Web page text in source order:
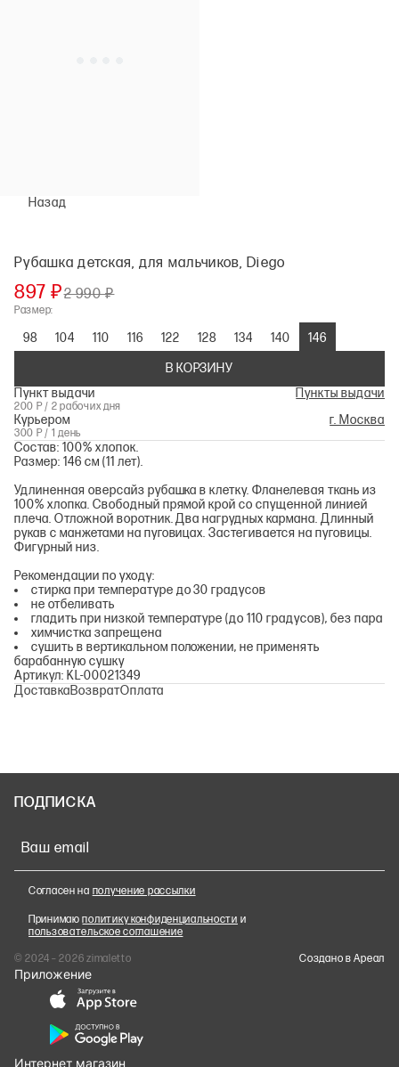
Назад
Рубашка детская, для мальчиков, Diego
897 ₽2 990 ₽
Размер:
98 104 110 116 122 128 134 140
146
В КОРЗИНУ
Пункт выдачи
Пункты выдачи
200 Р / 2 рабочих дня
Курьером г. Москва
300 Р / 1 день
Состав: 100% хлопок.
Размер: 146 см (11 лет).
Удлиненная оверсайз рубашка в клетку. Фланелевая ткань из
100% хлопка. Свободный прямой крой со спущенной линией
плеча. Отложной воротник. Два нагрудных кармана. Длинный
рукав с манжетами на пуговицах. Застегивается на пуговицы.
Фигурный низ.
Рекомендации по уходу:
стирка при температуре до 30 градусов
не отбеливать
гладить при низкой температуре (до 110 градусов), без пара
химчистка запрещена
сушить в вертикальном положении, не применять
барабанную сушку
Артикул: KL-00021349
ДоставкаВозвратОплата
ПОДПИСКА
Ваш email
Согласен на получение рассылки
Принимаюполитику конфиденциальности и
пользовательское соглашение
© 2024 – 2026 zimaletto
Cоздано в Ареал
Приложение
Интернет магазин